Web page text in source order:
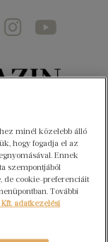
minél közelebb álló
hogy fogadja el az
Ennek
szempontjából
de cookie-preferenciáit
További
adatkezelési